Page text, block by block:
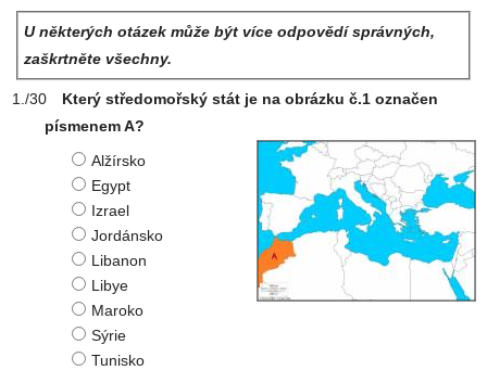
U některých otázek může být více odpovědí správných,
zaškrtněte všechny.
Který středomořský stát je na obrázku č.1 označen
písmenem A?
Alžírsko
Egypt
Izrael
Jordánsko
Libanon
Libye
Maroko
Sýrie
Tunisko